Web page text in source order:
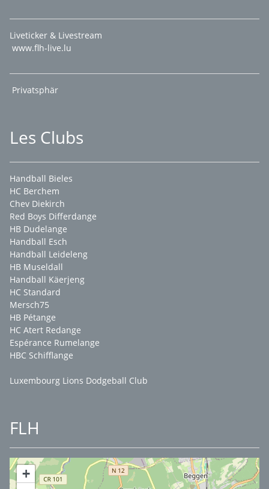
Liveticker & Livestream
www.flh-live.lu
Privatsphär
Les Clubs
Handball Bieles
HC Berchem
Chev Diekirch
Red Boys Differdange
HB Dudelange
Handball Esch
Handball Leideleng
HB Museldall
Handball Käerjeng
HC Standard
Mersch75
HB Pétange
HC Atert Redange
Espérance Rumelange
HBC Schifflange
Luxembourg Lions Dodgeball Club
FLH
+